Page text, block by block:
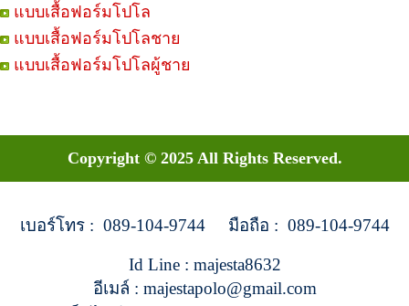
แบบเสื้อฟอร์มโปโล
แบบเสื้อฟอร์มโปโลชาย
แบบเสื้อฟอร์มโปโลผู้ชาย
Copyright © 2025 All Rights Reserved.
เบอร์โทร : 089-104-9744 มือถือ : 089-104-9744
Id Line : majesta8632
อีเมล์ : majestapolo@gmail.com